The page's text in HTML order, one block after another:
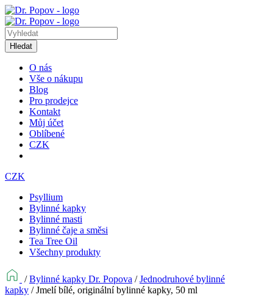
Hledat
O nás
Vše o nákupu
Blog
Pro prodejce
Kontakt
Můj účet
Oblíbené
CZK
CZK
Psyllium
Bylinné kapky
Bylinné masti
Bylinné čaje a směsi
Tea Tree Oil
Všechny produkty
/Bylinné kapky Dr. Popova /Jednodruhové bylinné
kapky /Jmelí bílé, originální bylinné kapky, 50 ml